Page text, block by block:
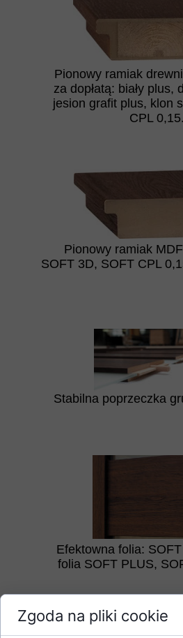
Pionowy ramiak
za dopłatą: biały plus,
jesion grafit plus, klon
CPL 0,15.
Pionowy ramiak
SOFT 3D, SOFT CPL
Efektowna folia:
folia SOFT PLUS,
Stabilna poprzeczka
Zgoda na pliki cookie